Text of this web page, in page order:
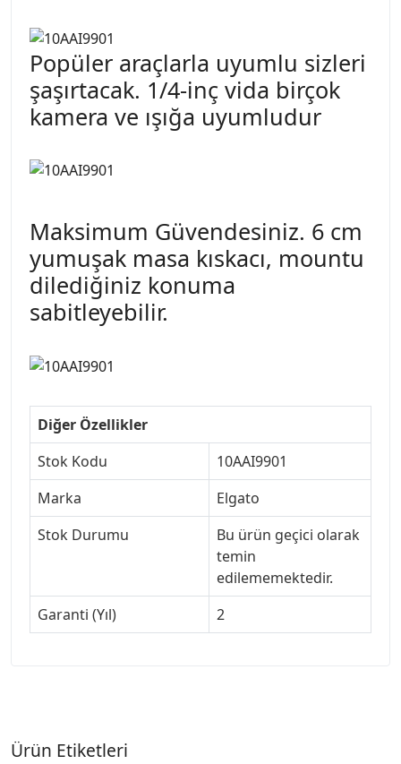
Popüler araçlarla uyumlu sizleri
şaşırtacak. 1/4-inç vida birçok
kamera ve ışığa uyumludur
Maksimum Güvendesiniz. 6 cm
yumuşak masa kıskacı, mountu
dilediğiniz konuma
sabitleyebilir.
Diğer Özellikler
Stok Kodu
10AAI9901
Marka
Elgato
Stok Durumu
Bu ürün geçici olarak
temin
edilememektedir.
Garanti (Yıl)
2
Ürün Etiketleri